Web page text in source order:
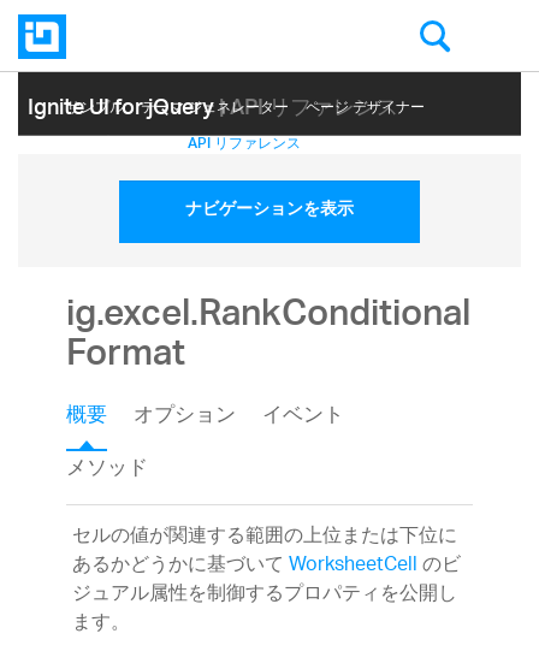
Ignite UI for jQuery| API リファレンス
サンプル テーマ ジェネレーター ページ デザイナー
ヘルプ トピック API リファレンス
ナビゲーションを表示
ig.excel.RankConditional
Format
概要 オプション
イベント
メソッド
セルの値が関連する範囲の上位または下位に
あるかどうかに基づいてWorksheetCellのビ
ジュアル属性を制御するプロパティを公開し
ます。